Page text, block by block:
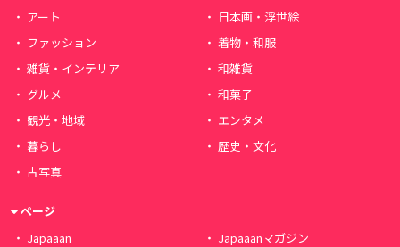
アート
日本画・浮世絵
ファッション
着物・和服
雑貨・インテリア
和雑貨
グルメ
和菓子
観光・地域
エンタメ
暮らし
歴史・文化
古写真
ページ
Japaaan
Japaaanマガジン